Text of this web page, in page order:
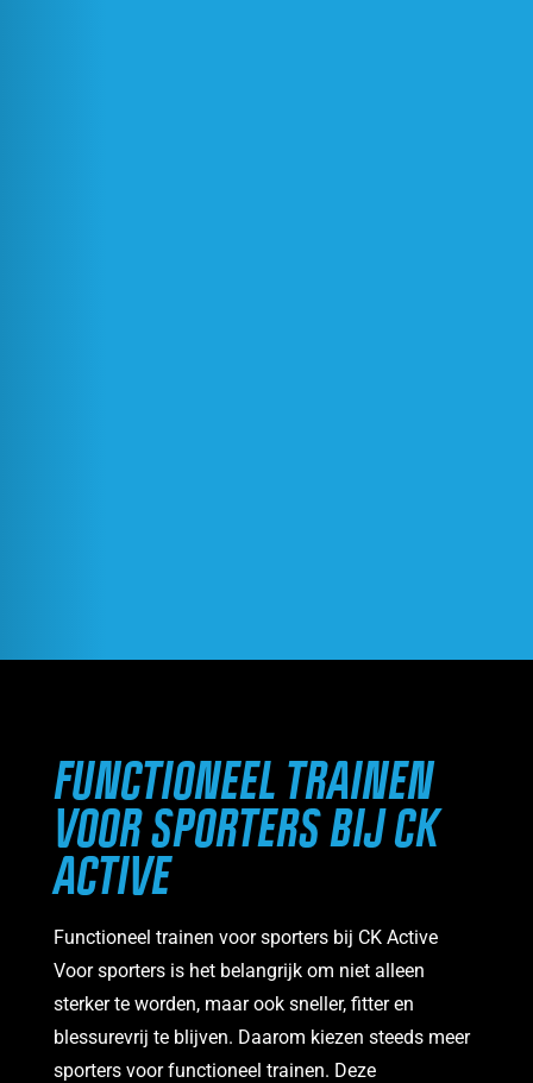
FUNCTIONEEL TRAINEN
VOOR SPORTERS BIJ CK
ACTIVE
Functioneel trainen voor sporters bij CK Active
Voor sporters is het belangrijk om niet alleen
sterker te worden, maar ook sneller, fitter en
blessurevrij te blijven. Daarom kiezen steeds meer
sporters voor functioneel trainen. Deze